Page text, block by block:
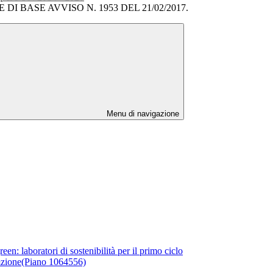
DI BASE AVVISO N. 1953 DEL 21/02/2017.
Menu di navigazione
laboratori di sostenibilità per il primo ciclo
1064556)